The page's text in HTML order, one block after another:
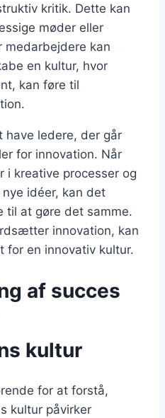
kritik. Dette kan
møder eller
medarbejdere kan
en kultur, hvor
kan føre til
have ledere, der går
for innovation. Når
i kreative processer og
idéer, kan det
til at gøre det samme.
innovation, kan
en innovativ kultur.
af succes
kultur
for at forstå,
kultur påvirker